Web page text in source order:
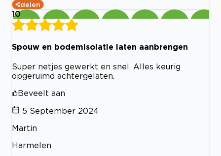
delen
10
Spouw en bodemisolatie laten aanbrengen
Super netjes gewerkt en snel. Alles keurig
opgeruimd achtergelaten.
Beveelt aan
5 September 2024
Martin
Harmelen